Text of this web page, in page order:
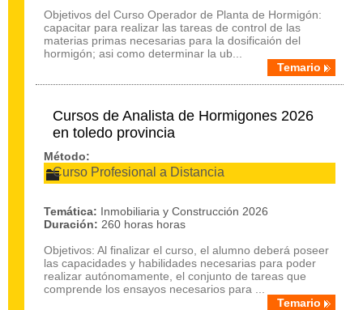
Objetivos del Curso Operador de Planta de Hormigón:
capacitar para realizar las tareas de control de las
materias primas necesarias para la dosificaión del
hormigón; asi como determinar la ub...
Temario
Cursos de Analista de Hormigones 2026
en toledo provincia
Método:
Curso Profesional a Distancia
Temática: Inmobiliaria y Construcción 2026
Duración: 260 horas horas
Objetivos: Al finalizar el curso, el alumno deberá poseer
las capacidades y habilidades necesarias para poder
realizar autónomamente, el conjunto de tareas que
comprende los ensayos necesarios para ...
Temario